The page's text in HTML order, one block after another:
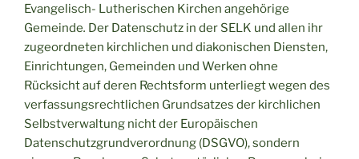
Evangelisch- Lutherischen Kirchen angehörige
Gemeinde. Der Datenschutz in der SELK und allen ihr
zugeordneten kirchlichen und diakonischen Diensten,
Einrichtungen, Gemeinden und Werken ohne
Rücksicht auf deren Rechtsform unterliegt wegen des
verfassungsrechtlichen Grundsatzes der kirchlichen
Selbstverwaltung nicht der Europäischen
Datenschutzgrundverordnung (DSGVO), sondern